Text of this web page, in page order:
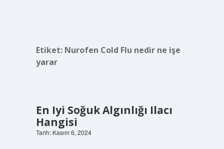
Etiket: Nurofen Cold Flu nedir ne işe
yarar
En Iyi Soğuk Algınlığı Ilacı
Hangisi
Tarih: Kasım 6, 2024